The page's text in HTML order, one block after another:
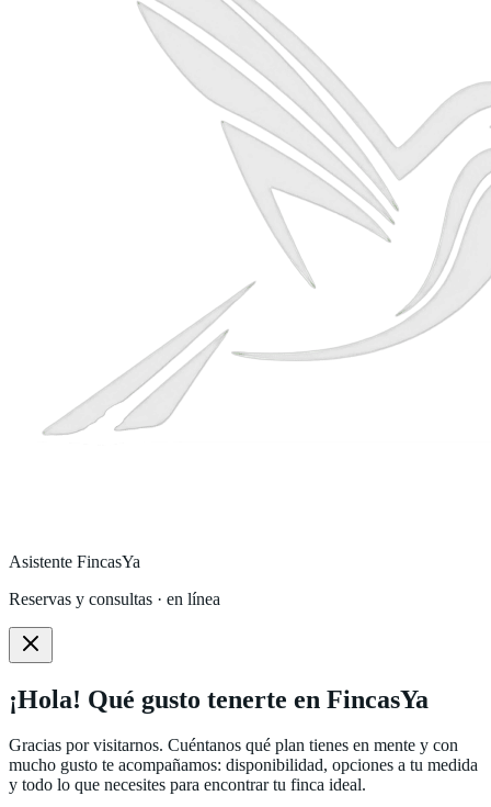
Asistente FincasYa
Reservas y consultas · en línea
¡Hola! Qué gusto tenerte en FincasYa
Gracias por visitarnos. Cuéntanos qué plan tienes en mente y con
mucho gusto te acompañamos: disponibilidad, opciones a tu medida
y todo lo que necesites para encontrar tu finca ideal.